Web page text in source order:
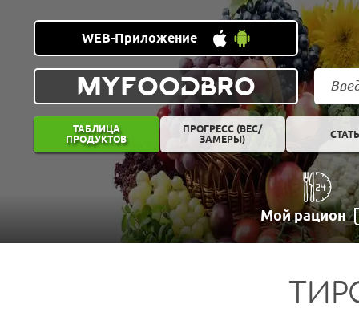
WEB-Приложение
MYFOODBRO
ТАБЛИЦА
ПРОДУКТОВ
ПРОГРЕСС (ВЕС/
ЗАМЕРЫ)
Мой рацион